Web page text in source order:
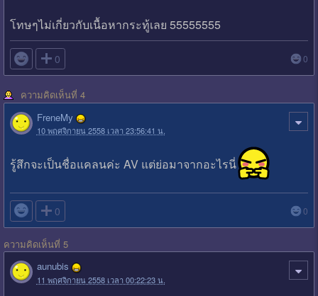
โทษๆไม่เกี่ยวกับเนื้อหากระทู้เลย 55555555
 0 0
ความคิดเห็นที่ 4
FreneMy
10 พฤศจิกายน 2558 เวลา 23:56:41 น.
รู้สึกจะเป็นชื่อแคลนค่ะ AV แต่ย่อมาจากอะไรนี่
 0 0
ความคิดเห็นที่ 5
aunubis
11 พฤศจิกายน 2558 เวลา 00:22:23 น.